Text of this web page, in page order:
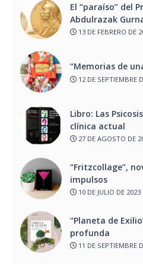
El “paraíso” del
Abdulrazak
13 DE FEBRERO DE
“Memorias de
12 DE SEPTIEMBRE
Libro: Las
clínica actual
27 DE AGOSTO DE
“Fritzcollage”,
impulsos
10 DE JULIO DE 2023
“Planeta de
profunda
11 DE SEPTIEMBRE